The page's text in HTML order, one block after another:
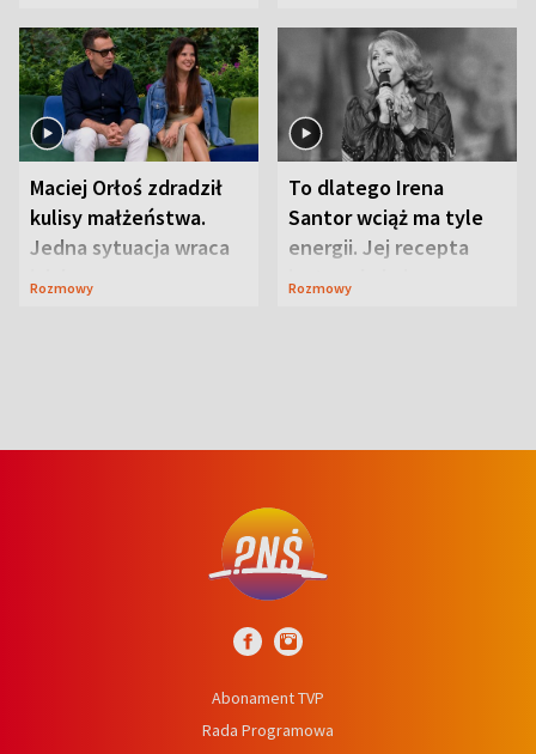
Maciej Orłoś zdradził
kulisy małżeństwa.
Jedna sytuacja wraca
jak bumerang
Rozmowy
To dlatego Irena
Santor wciąż ma tyle
energii. Jej recepta
jest zaskakująco
Rozmowy
Abonament TVP
Rada Programowa